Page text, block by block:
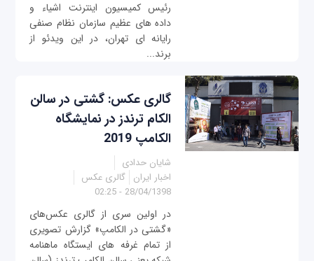
رئیس کمیسیون اینترنت اشیاء و
داده های عظیم سازمان نظام صنفی
رایانه ای تهران، در این ویدئو از
برند...
گالری عکس: گشتی در سالن
الکام ترندز در نمایشگاه
الکامپ 2019
شایان حدادی
اخبار ایران گالری عکس
28/04/1398 - 02:25
در اولین سری از گالری عکس‌های
«گشتی در الکامپ» گزارش تصویری
از تمام غرفه های ایستگاه ماهنامه